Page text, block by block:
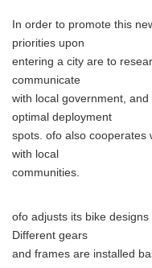
In order to promote this
priorities upon
entering a city are to
communicate
with local government,
optimal deployment
spots. ofo also cooperates
with local
communities.
ofo adjusts its bike
Different gears
and frames are installed